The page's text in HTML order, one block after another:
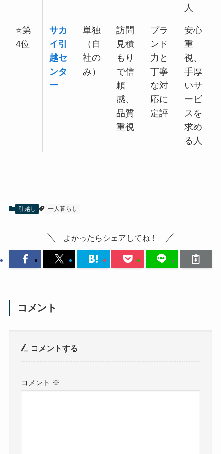
人
⭐第
4位
サカ
イ引
越セ
ンタ
ー
単独
（自
社の
み）
訪問
見積
もり
で信
頼
感、
品質
重視
ブラ
ンド
力と
丁寧
な対
応に
定評
安心
重
視、
手厚
いサ
ービ
スを
求め
る人
引越し 一人暮らし
よかったらシェアしてね！
コメント
コメントする
コメント ※